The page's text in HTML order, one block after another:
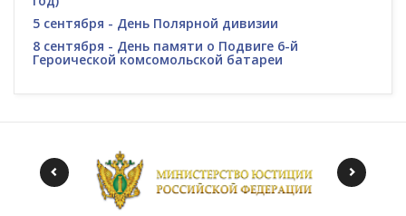
5 сентября - День Полярной дивизии
8 сентября - День памяти о Подвиге 6-й
Героической комсомольской батареи